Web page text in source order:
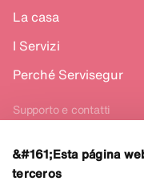
&#161;Esta página
terceros
La casa
I Servizi
Perché Servisegur
Supporto e contatti